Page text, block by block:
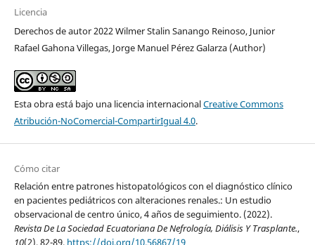
Licencia
Derechos de autor 2022 Wilmer Stalin Sanango Reinoso, Junior
Rafael Gahona Villegas, Jorge Manuel Pérez Galarza (Author)
Esta obra está bajo una licencia internacionalCreative Commons
Atribución-NoComercial-CompartirIgual 4.0.
Cómo citar
Relación entre patrones histopatológicos con el diagnóstico clínico
en pacientes pediátricos con alteraciones renales.: Un estudio
observacional de centro único, 4 años de seguimiento. (2022).
Revista De La Sociedad Ecuatoriana De Nefrología, Diálisis Y Trasplante.,
10(2), 82-89. https://doi.org/10.56867/19